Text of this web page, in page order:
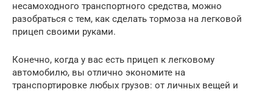
несамоходного транспортного средства, можно
разобраться с тем, как сделать тормоза на легковой
прицеп своими руками.
Конечно, когда у вас есть прицеп к легковому
автомобилю, вы отлично экономите на
транспортировке любых грузов: от личных вещей и